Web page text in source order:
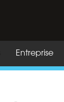
Entreprise